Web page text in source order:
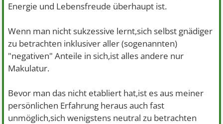
Energie und Lebensfreude überhaupt ist.
Wenn man nicht sukzessive lernt,sich selbst gnädiger
zu betrachten inklusiver aller (sogenannten)
"negativen" Anteile in sich,ist alles andere nur
Makulatur.
Bevor man das nicht etabliert hat,ist es aus meiner
persönlichen Erfahrung heraus auch fast
unmöglich,sich wenigstens neutral zu betrachten